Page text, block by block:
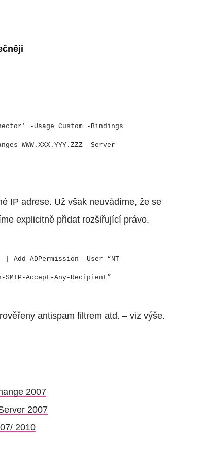
-Usage Custom -Bindings
WWW.XXX.YYY.ZZZ –Server
IP adrese. Už však neuvádíme, že se
explicitně přidat rozšiřující právo.
| Add-ADPermission -User “NT
SMTP-Accept-Any-Recipient”
antispam filtrem atd. – viz výše.
2007
2007
2010